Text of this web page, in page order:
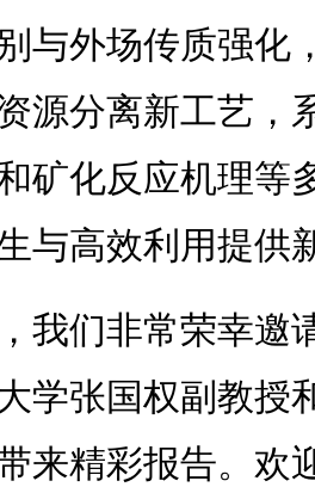
与外场传质强化
源分离新工艺，
矿化反应机理等
与高效利用提供
我们非常荣幸邀
学张国权副教授
来精彩报告。欢